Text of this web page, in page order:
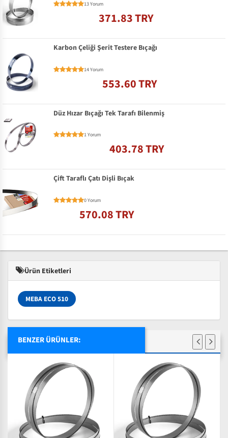
13 Yorum
371.83 TRY
Karbon Çeliği Şerit Testere Bıçağı
14 Yorum
553.60 TRY
Düz Hızar Bıçağı Tek Tarafı Bilenmiş
1 Yorum
403.78 TRY
Çift Taraflı Çatı Dişli Bıçak
0 Yorum
570.08 TRY
Ürün Etiketleri
MEBA ECO 510
BENZER ÜRÜNLER: